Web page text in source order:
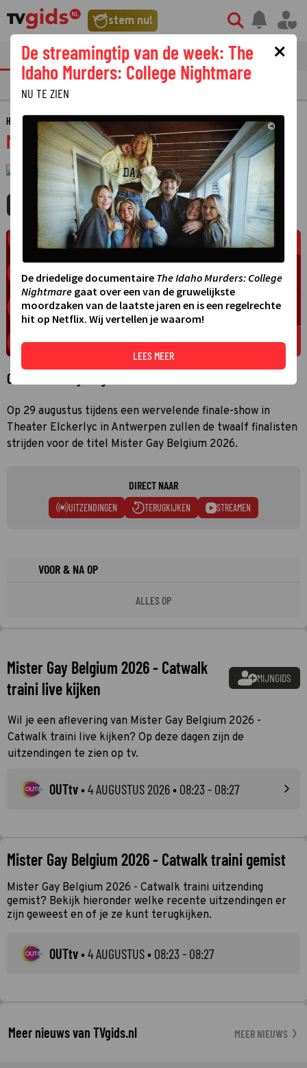
stem nu!
tvgids streaming nieuws
PRIMETIME GEMIST
HOME GIDS MISTER GAY BELGIUM 2026 - CATWALK TRAINI
Mister Gay Belgium 2026 - Catwalk traini
1 JANUARI 1970 01:00 - 01:00
MIJNGIDS AGENDA DELEN
Over Mister Gay Belgium 2026 - Catwalk traini
Op 29 augustus tijdens een wervelende finale-show in
Theater Elckerlyc in Antwerpen zullen de twaalf finalisten
strijden voor de titel Mister Gay Belgium 2026.
DIRECT NAAR
UITZENDINGEN TERUGKIJKEN STREAMEN
VOOR & NA OP
ALLES OP
Mister Gay Belgium 2026 - Catwalk
traini live kijken
MIJNGIDS
Wil je een aflevering van Mister Gay Belgium 2026 -
Catwalk traini live kijken? Op deze dagen zijn de
uitzendingen te zien op tv.
OUTtv•4 AUGUSTUS 2026• 08:23 - 08:27
Mister Gay Belgium 2026 - Catwalk traini gemist
Mister Gay Belgium 2026 - Catwalk traini uitzending
gemist? Bekijk hieronder welke recente uitzendingen er
zijn geweest en of je ze kunt terugkijken.
OUTtv•4 AUGUSTUS• 08:23 - 08:27
Meer nieuws van TVgids.nl MEER NIEUWS
×
De streamingtip van de week: The
Idaho Murders: College Nightmare
NU TE ZIEN
©
De driedelige documentaire The Idaho Murders: College
Nightmare gaat over een van de gruwelijkste
moordzaken van de laatste jaren en is een regelrechte
hit op Netflix. Wij vertellen je waarom!
LEES MEER